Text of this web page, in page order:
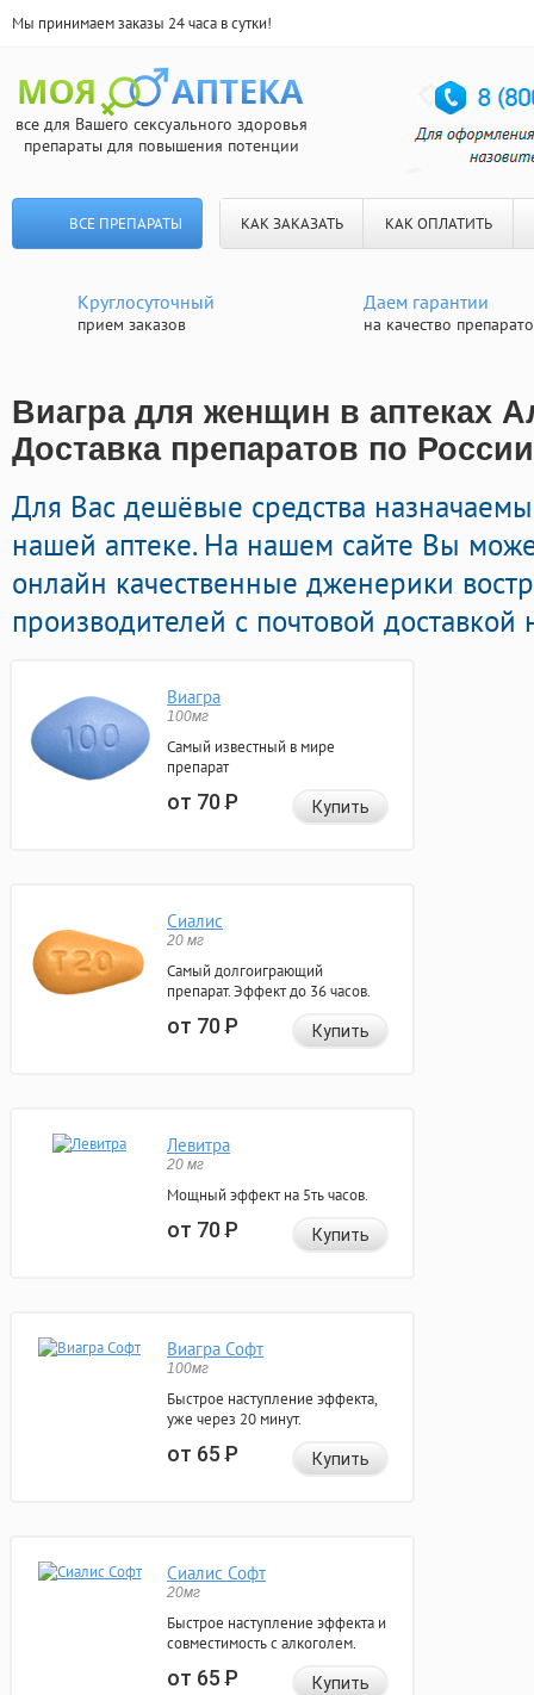
Мы принимаем заказы 24 часа в сутки!
все для Вашего сексуального здоровья
препараты для повышения потенции
ВСЕ ПРЕПАРАТЫ КАК ЗАКАЗАТЬ КАК ОПЛАТИТЬ
Круглосуточный
прием заказов
Даем гарантии
на качество
Виагра для женщин в аптеках
Доставка препаратов по России
Для Вас дешёвые средства
нашей аптеке. На нашем сайте Вы
онлайн качественные дженерики
производителей с почтовой
Виагра
100мг
Самый известный в мире
препарат
от 70Р Купить
Сиалис
20 мг
Самый долгоиграющий
препарат. Эффект до 36 часов.
от 70Р Купить
Левитра
20 мг
Мощный эффект на 5ть часов.
от 70Р Купить
Виагра Софт
100мг
Быстрое наступление эффекта,
уже через 20 минут.
от 65Р Купить
Сиалис Софт
20мг
Быстрое наступление эффекта и
совместимость с алкоголем.
от 65Р Купить